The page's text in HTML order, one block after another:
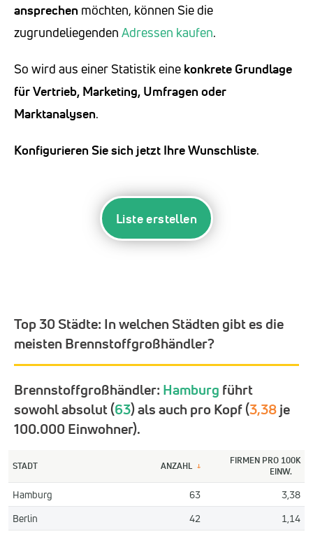
ansprechen möchten, können Sie die
zugrundeliegenden Adressen kaufen.
So wird aus einer Statistik eine konkrete Grundlage
für Vertrieb, Marketing, Umfragen oder
Marktanalysen.
Konfigurieren Sie sich jetzt Ihre Wunschliste.
Liste erstellen
Top 30 Städte: In welchen Städten gibt es die
meisten Brennstoffgroßhändler?
Brennstoffgroßhändler: Hamburg führt
sowohl absolut (63) als auch pro Kopf (3,38je
100.000 Einwohner).
STADT ANZAHL ↓
FIRMEN PRO 100K
EINW.
Hamburg 63
3,38
Berlin
42
1,14